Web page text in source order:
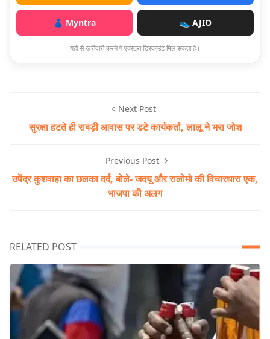
👗 Myntra 👟 AJIO
यहाँ से खरीदारी करने पे एक्स्ट्रा डिस्काउंट मिल सकता है।
Next Post
सुरक्षा हटते ही राबड़ी आवास पर डटे कार्यकर्ता, लालू ने भरा जोश
Previous Post
उपेंद्र कुशवाहा का छलका दर्द, बोले- जदयू और रालोमो की विचारधारा एक,
भाजपा की अलग
RELATED POST